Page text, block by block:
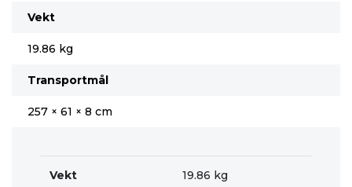
Vekt
19.86 kg
Transportmål
257 × 61 × 8 cm
Vekt 19.86 kg